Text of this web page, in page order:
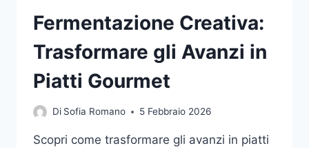
Fermentazione Creativa:
Trasformare gli Avanzi in
Piatti Gourmet
Di Sofia Romano 5 Febbraio 2026
Scopri come trasformare gli avanzi in piatti